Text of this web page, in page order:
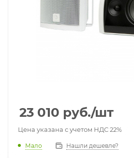
23 010 руб./шт
Цена указана с учетом НДС 22%
Мало Нашли дешевле?